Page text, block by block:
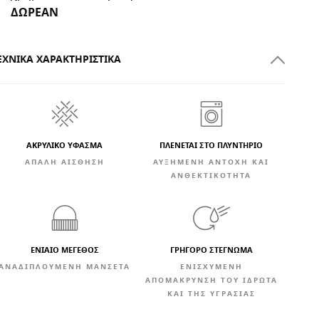
ΔΩΡΕΑΝ
ΧΑΡΑΚΤΗΡΙΣΤΙΚΆ
ΑΚΡΥΛΙΚΟ ΥΦΑΣΜΑ
ΑΠΑΛΉ ΑΊΣΘΗΣΗ
ΠΛΕΝΕΤΑΙ ΣΤΟ ΠΛΥΝΤΗΡΙΟ
ΑΥΞΗΜΈΝΗ ΑΝΤΟΧΉ ΚΑΙ
ΑΝΘΕΚΤΙΚΌΤΗΤΑ
ΕΝΙΑΙΟ ΜΕΓΕΘΟΣ
ΜΑΝΣΈΤΑ
ΓΡΉΓΟΡΟ ΣΤΈΓΝΩΜΑ
ΕΝΙΣΧΥΜΈΝΗ
ΑΠΟΜΆΚΡΥΝΣΗ ΤΟΥ ΙΔΡΏΤΑ
ΚΑΙ ΤΗΣ ΥΓΡΑΣΊΑΣ